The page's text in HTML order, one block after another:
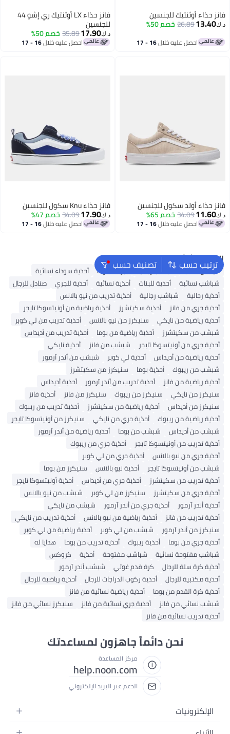
فانز حذاء أوثنتيك للجنسين
د.ك‏13.40
26.89خصم 50%
احصل عليه خلال 16 - 17
فانز حذاء LX أوثنتيك ري إشو 44
للجنسين
د.ك‏17.90
35.89خصم 50%
احصل عليه خلال 16 - 17
فانز حذاء أولد سكول للجنسين
د.ك‏11.60
34.09خصم 65%
احصل عليه خلال 16 - 17
فانز حذاء Knu سكول للجنسين
د.ك‏17.90
34.09خصم 47%
احصل عليه خلال 16 - 17
ترتيب حسب تصنيف حسب البحث الشائع
أديداس سامبا شباشب رجالية بيركنستوك
أحذية سوداء نسائية
شباشب نسائية
أحذية للبنات أحذية نسائية أحذية للجري
صنادل للرجال
أحذية رجالية
شباشب رجالية
أحذية تدريب من نيو بالانس
أحذية جري من فانز
أحذية سكيتشرز
أحذية رياضية من أونيتسوكا تايجر
أحذية رياضية من نايكي
سنيكرز من نيو بالانس
أحذية تدريب من لي كوبر
شبشب من سكيتشرز
أحذية رياضية من بوما
أحذية تدريب من أديداس
أحذية جري من أونيتسوكا تايجر
شبشب من فانز
أحذية نايكي
أحذية رياضية من أديداس
أحذية لي كوبر
شبشب من أندر آرمور
شبشب من ريبوك
أحذية بوما
سنيكرز من سكيتشرز
أحذية رياضية من فانز
أحذية تدريب من أندر آرمور
أحذية أديداس
سنيكرز من نايكي
سنيكرز من ريبوك سنيكرز من فانز
أحذية فانز
سنيكرز من أديداس
أحذية رياضية من سكيتشرز
أحذية تدريب من ريبوك
أحذية رياضية من ريبوك
أحذية جري من نايكي
سنيكرز من أونيتسوكا تايجر
شبشب من أديداس
شبشب من بوما
أحذية رياضية من أندر آرمور
أحذية تدريب من أونيتسوكا تايجر
أحذية جري من ريبوك
أحذية جري من نيو بالانس
أحذية جري من لي كوبر
شبشب من أونيتسوكا تايجر
أحذية نيو بالانس
سنيكرز من بوما
أحذية تدريب من سكيتشرز
أحذية جري من أديداس
أحذية أونيتسوكا تايجر
أحذية جري من سكيتشرز
سنيكرز من لي كوبر
شبشب من نيو بالانس
أحذية أندر آرمور
أحذية جري من أندر آرمور
شبشب من نايكي
أحذية تدريب من فانز
أحذية رياضية من نيو بالانس
أحذية تدريب من نايكي
سنيكرز من أندر آرمور
شبشب من لي كوبر
أحذية رياضية من لي كوبر
أحذية جري من بوما
أحذية ريبوك أحذية تدريب من بوما
هدايا له
شباشب مفتوحة نسائية
شباشب مفتوحة أحذية
كروكس
أحذية كرة سلة للرجال
كرة قدم غوتي
شبشب أندر آرمور
أحذية مكتبية للرجال
أحذية ركوب الدراجات للرجال
أحذية رياضية للرجال
أحذية كرة القدم من بوما
أحذية رياضية نسائية من فانز
شبشب نسائي من فانز
أحذية جري نسائية من فانز
سنيكرز نسائي من فانز
أحذية تدريب نسائية من فانز
نحن دائماً جاهزون لمساعدتك
مركز المساعدة
help.noon.com
الدعم عبر البريد الإلكتروني
الإلكترونيات
الجوالات